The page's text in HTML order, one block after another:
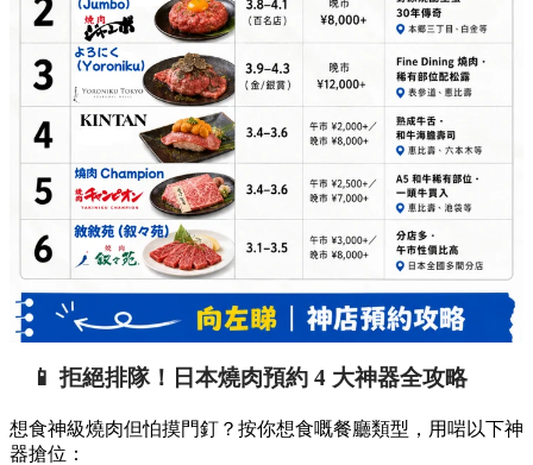
📱 拒絕排隊！日本燒肉預約 4 大神器全攻略
想食神級燒肉但怕摸門釘？按你想食嘅餐廳類型，用啱以下神
器搶位：